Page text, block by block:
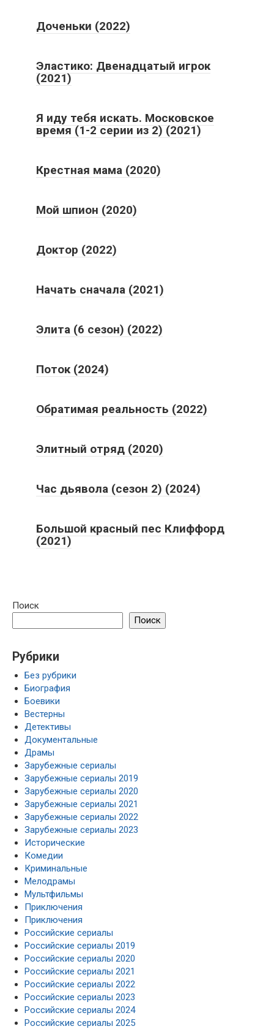
Доченьки (2022)
Эластико: Двенадцатый игрок
(2021)
Я иду тебя искать. Московское
время (1-2 серии из 2) (2021)
Крестная мама (2020)
Мой шпион (2020)
Доктор (2022)
Начать сначала (2021)
Элита (6 сезон) (2022)
Поток (2024)
Обратимая реальность (2022)
Элитный отряд (2020)
Час дьявола (сезон 2) (2024)
Большой красный пес Клиффорд
(2021)
Поиск
Поиск
Рубрики
Без рубрики
Биография
Боевики
Вестерны
Детективы
Документальные
Драмы
Зарубежные сериалы
Зарубежные сериалы 2019
Зарубежные сериалы 2020
Зарубежные сериалы 2021
Зарубежные сериалы 2022
Зарубежные сериалы 2023
Исторические
Комедии
Криминальные
Мелодрамы
Мультфильмы
Приключения
Приключения
Российские сериалы
Российские сериалы 2019
Российские сериалы 2020
Российские сериалы 2021
Российские сериалы 2022
Российские сериалы 2023
Российские сериалы 2024
Российские сериалы 2025